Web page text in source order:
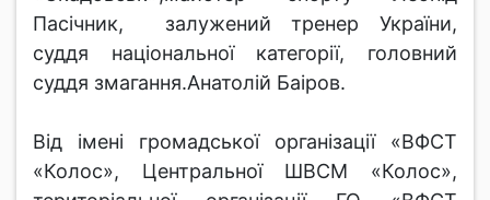
Пасічник, залужений тренер України,
суддя національної категорії, головний
суддя змагання.Анатолій Баіров.
Від імені громадської організації «ВФСТ
«Колос», Центральної ШВСМ «Колос»,